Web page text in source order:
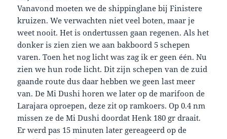
Vanavond moeten we de shippinglane bij Finistere
kruizen. We verwachten niet veel boten, maar je
weet nooit. Het is ondertussen gaan regenen. Als het
donker is zien zien we aan bakboord 5 schepen
varen. Toen het nog licht was zag ik er geen één. Nu
zien we hun rode licht. Dit zijn schepen van de zuid
gaande route dus daar hebben we geen last meer
van. De Mi Dushi horen we later op de marifoon de
Larajara oproepen, deze zit op ramkoers. Op 0.4 nm
missen ze de Mi Dushi doordat Henk 180 gr draait.
Er werd pas 15 minuten later gereageerd op de